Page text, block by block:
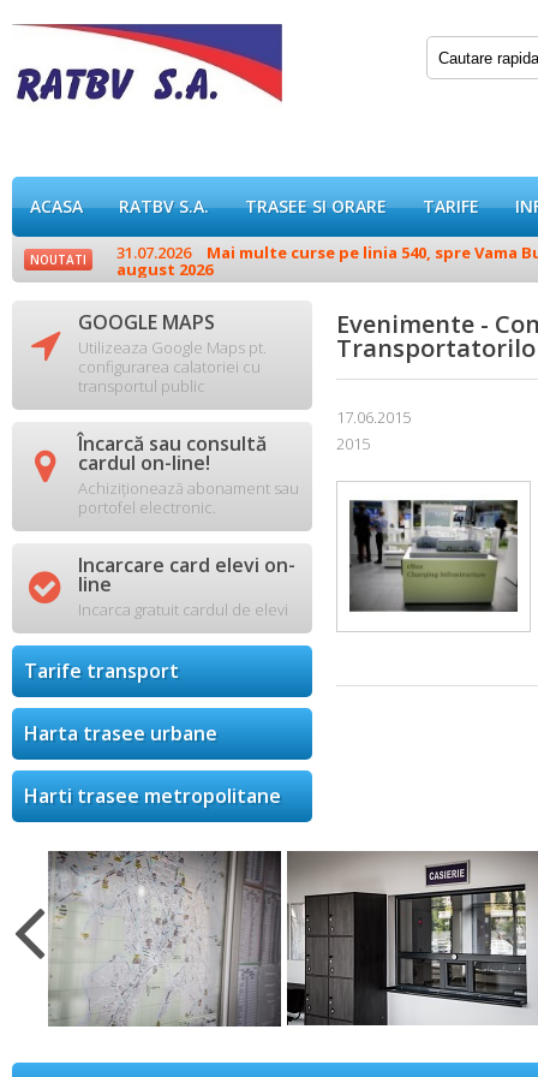
ACASA RATBV S.A. TRASEE SI ORARE TARIFE
NOUTATI 31.07.2026 Mai multe curse pe linia 540, spre Vama
august 2026
 GOOGLE MAPS
Utilizeaza Google Maps pt.
configurarea calatoriei cu
transportul public
 Încarcă sau consultă
cardul on-line!
Achiziționează abonament sau
portofel electronic.
 Incarcare card elevi on-
line
Incarca gratuit cardul de elevi
Tarife transport
Harta trasee urbane
Harti trasee metropolitane
Evenimente -
17.06.2015
2015